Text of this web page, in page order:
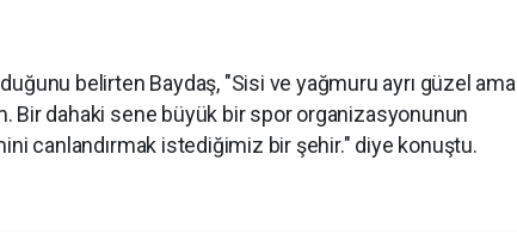
belirten Baydaş, "Sisi ve yağmuru ayrı güzel ama
Bir dahaki sene büyük bir spor organizasyonunun
canlandırmak istediğimiz bir şehir." diye konuştu.